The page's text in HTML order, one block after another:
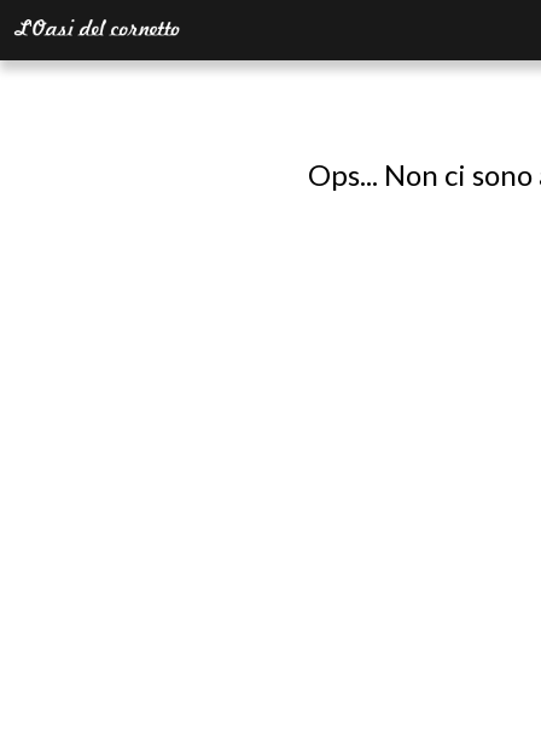
Ops... Non ci